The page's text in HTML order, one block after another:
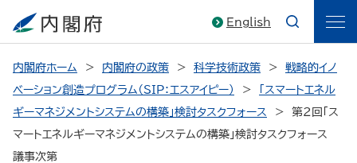
English
内閣府ホーム 内閣府の政策 科学技術政策
戦略的イノ
ベーション創造プログラム（SIP：エスアイピー）
「スマートエネル
ギーマネジメントシステムの構築」検討タスクフォース
第2回「ス
マートエネルギーマネジメントシステムの構築」検討タスクフォース
議事次第